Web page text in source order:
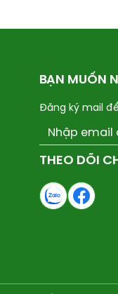
BẠN MUỐN
Đăng ký mail
THEO DÕI